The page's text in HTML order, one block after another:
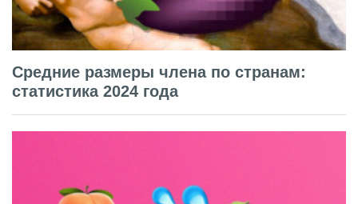
Средние размеры члена по странам:
статистика 2024 года